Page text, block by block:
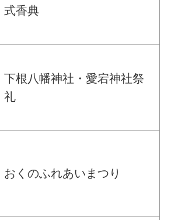
式香典
下根八幡神社・愛宕神社祭
礼
おくのふれあいまつり